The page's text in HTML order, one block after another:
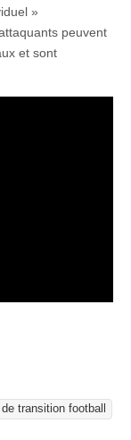
»
peuvent
et sont
transition football